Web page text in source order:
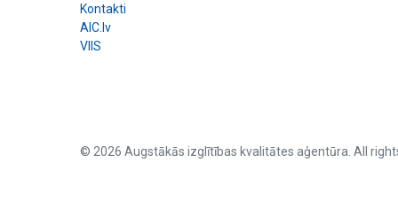
Kontakti
AIC.lv
VIIS
© 2026 Augstākās izglītības kvalitātes aģentūra. All